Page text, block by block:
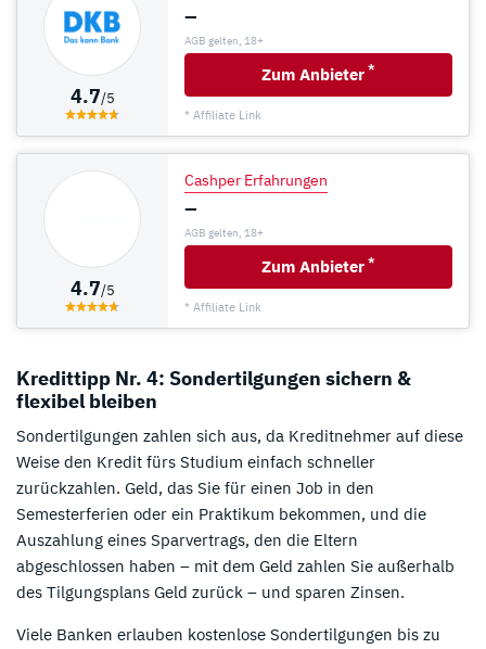
4.7/5
–
AGB gelten, 18+
Zum Anbieter *
* Affiliate Link
4.7/5
Cashper Erfahrungen
–
AGB gelten, 18+
Zum Anbieter *
* Affiliate Link
Kredittipp Nr. 4: Sondertilgungen sichern &
flexibel bleiben
Sondertilgungen zahlen sich aus, da Kreditnehmer auf diese
Weise den Kredit fürs Studium einfach schneller
zurückzahlen. Geld, das Sie für einen Job in den
Semesterferien oder ein Praktikum bekommen, und die
Auszahlung eines Sparvertrags, den die Eltern
abgeschlossen haben – mit dem Geld zahlen Sie außerhalb
des Tilgungsplans Geld zurück – und sparen Zinsen.
Viele Banken erlauben kostenlose Sondertilgungen bis zu